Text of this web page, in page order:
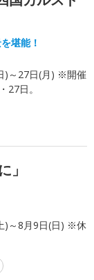
堪能！
)～27日(月) ※開催
27日。
」
)～8月9日(日) ※休